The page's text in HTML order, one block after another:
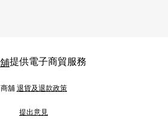
提供電子商貿服務
商舖退貨及退款政策
提出意見